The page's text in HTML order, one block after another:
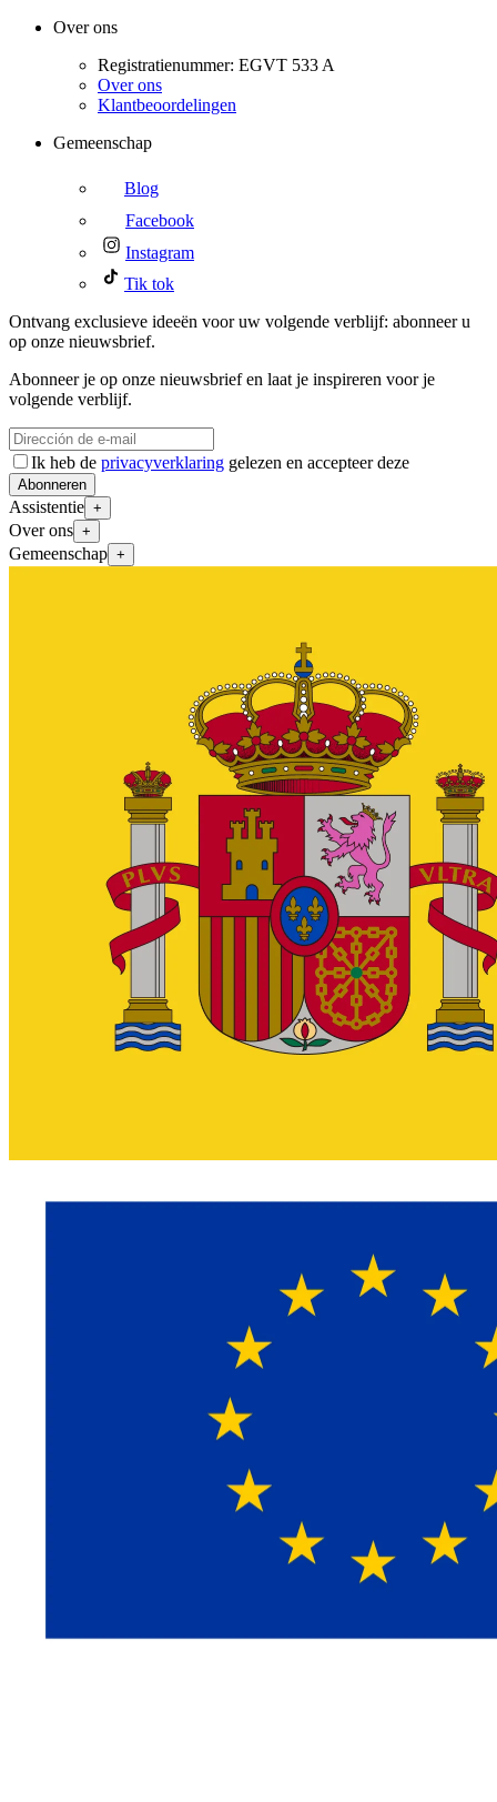
Over ons
Registratienummer: EGVT 533 A
Over ons
Klantbeoordelingen
Gemeenschap
Blog
Facebook
Instagram
Tik tok
Ontvang exclusieve ideeën voor uw volgende verblijf: abonneer u
op onze nieuwsbrief.
Abonneer je op onze nieuwsbrief en laat je inspireren voor je
volgende verblijf.
Ik heb de privacyverklaring gelezen en accepteer deze
Abonneren
Assistentie +
Over ons +
Gemeenschap +